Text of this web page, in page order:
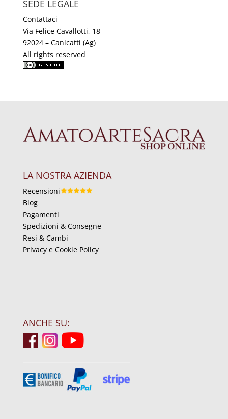
SEDE LEGALE
Contattaci
Via Felice Cavallotti, 18
92024 – Canicattì (Ag)
All rights reserved
LA NOSTRA AZIENDA
Recensioni
Blog
Pagamenti
Spedizioni & Consegne
Resi & Cambi
Privacy e Cookie Policy
ANCHE SU: